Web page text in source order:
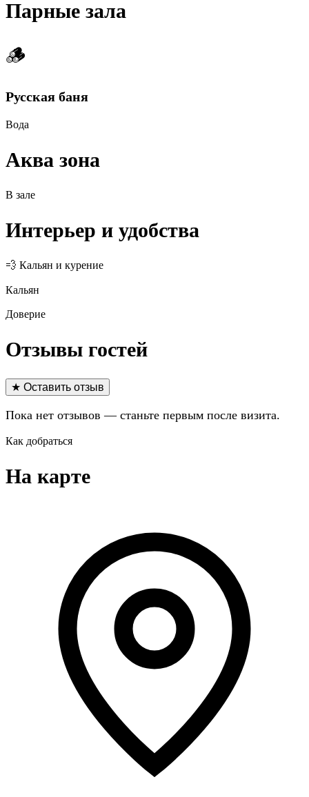
Парные зала
🪵
Русская баня
Вода
Аква зона
В зале
Интерьер и удобства
💨 Кальян и курение
Кальян
Доверие
Отзывы гостей
★ Оставить отзыв
Пока нет отзывов — станьте первым после визита.
Как добраться
На карте